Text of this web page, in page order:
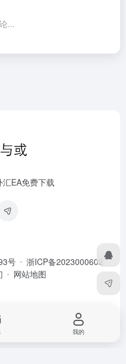
...
EA免费下载
号
浙ICP备2023000602
网站地图
我的